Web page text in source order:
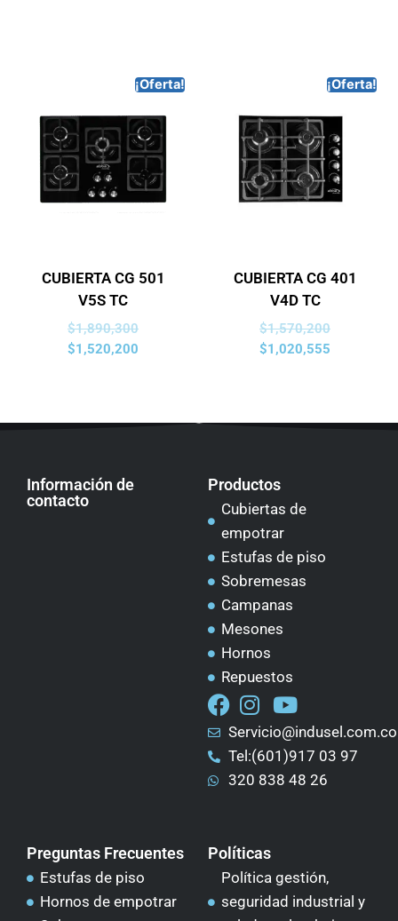
¡Oferta!
CUBIERTA CG 501
V5S TC
$1,890,300
$1,520,200
¡Oferta!
CUBIERTA CG 401
V4D TC
$1,570,200
$1,020,555
Información de
contacto
Productos
Cubiertas de
empotrar
Estufas de piso
Sobremesas
Campanas
Mesones
Hornos
Repuestos
Servicio@indusel.com.co
Tel:(601)917 03 97
320 838 48 26
Preguntas Frecuentes
Estufas de piso
Hornos de empotrar
Políticas
Política gestión,
seguridad industrial y